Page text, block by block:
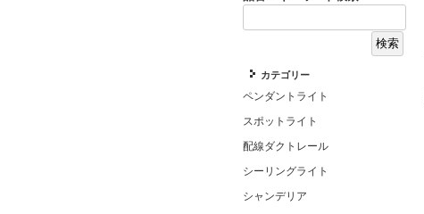
カテゴリー
ペンダントライト
スポットライト
配線ダクトレール
シーリングライト
シャンデリア